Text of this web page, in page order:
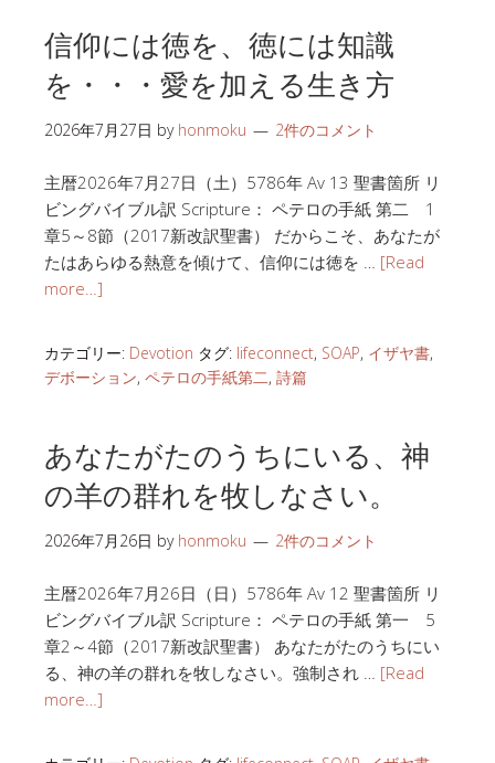
信仰には徳を、徳には知識
を・・・愛を加える生き方
2026年7月27日 by honmoku 2件のコメント
主暦2026年7月27日（土）5786年 Av 13 聖書箇所 リ
ビングバイブル訳 Scripture： ペテロの手紙 第二 1
章5～8節（2017新改訳聖書） だからこそ、あなたが
たはあらゆる熱意を傾けて、信仰には徳を … [Read
more…]
カテゴリー: Devotion タグ: lifeconnect, SOAP, イザヤ書,
デボーション, ペテロの手紙第二, 詩篇
あなたがたのうちにいる、神
の羊の群れを牧しなさい。
2026年7月26日 by honmoku 2件のコメント
主暦2026年7月26日（日）5786年 Av 12 聖書箇所 リ
ビングバイブル訳 Scripture： ペテロの手紙 第一 5
章2～4節（2017新改訳聖書） あなたがたのうちにい
る、神の羊の群れを牧しなさい。強制され … [Read
more…]